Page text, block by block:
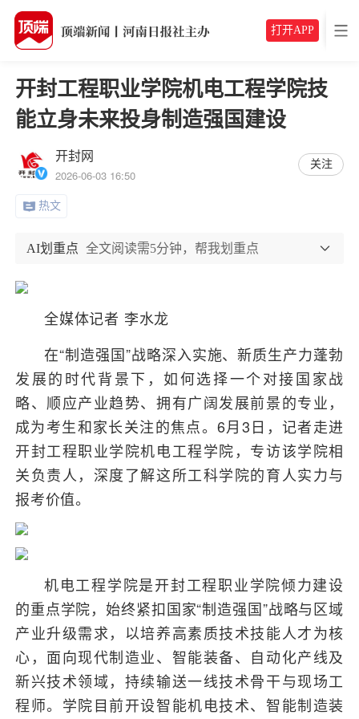
打开APP
开封工程职业学院机电工程学院技
能立身未来投身制造强国建设
开封网
2026-06-03 16:50
关注
热文
AI划重点 全文阅读需5分钟，帮我划重点
全媒体记者 李水龙
在“制造强国”战略深入实施、新质生产力蓬勃
发展的时代背景下，如何选择一个对接国家战
略、顺应产业趋势、拥有广阔发展前景的专业，
成为考生和家长关注的焦点。6月3日，记者走进
开封工程职业学院机电工程学院，专访该学院相
关负责人，深度了解这所工科学院的育人实力与
报考价值。
机电工程学院是开封工程职业学院倾力建设
的重点学院，始终紧扣国家“制造强国”战略与区域
产业升级需求，以培养高素质技术技能人才为核
心，面向现代制造业、智能装备、自动化产线及
新兴技术领域，持续输送一线技术骨干与现场工
程师。学院目前开设智能机电技术、智能制造装